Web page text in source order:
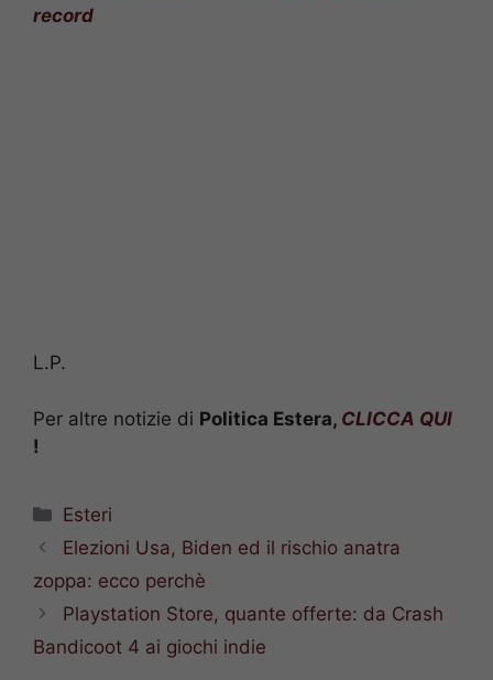
record
L.P.
Per altre notizie di Politica Estera, CLICCA QUI
!
Categorie
Esteri
Elezioni Usa, Biden ed il rischio anatra
zoppa: ecco perchè
Playstation Store, quante offerte: da Crash
Bandicoot 4 ai giochi indie